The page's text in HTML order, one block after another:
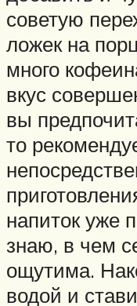
советую
ложек на
много
вкус
вы
то
напиток уже
знаю, в чем
ощутима.
водой и